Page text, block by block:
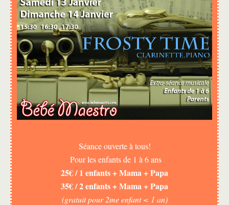
Séance ouverte à tous!
Pour les enfants de 1 à 6 ans
25€ / 1 enfants + Mama + Papa
35€ / 2 enfants + Mama + Papa
(gratuit pour 2me enfant < 1 an)